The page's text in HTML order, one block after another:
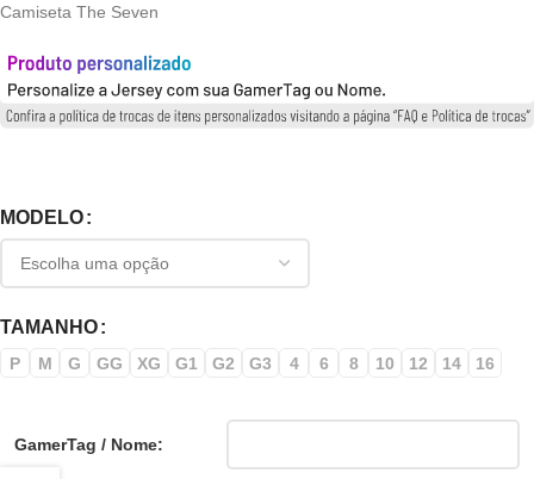
Camiseta The Seven
MODELO
TAMANHO
P M G GG XG G1 G2 G3 4 6 8 10 12 14 16
GamerTag / Nome: